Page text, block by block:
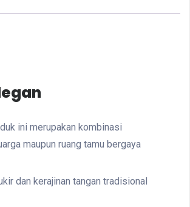
ini merupakan kombinasi
maupun ruang tamu bergaya
dan kerajinan tangan tradisional